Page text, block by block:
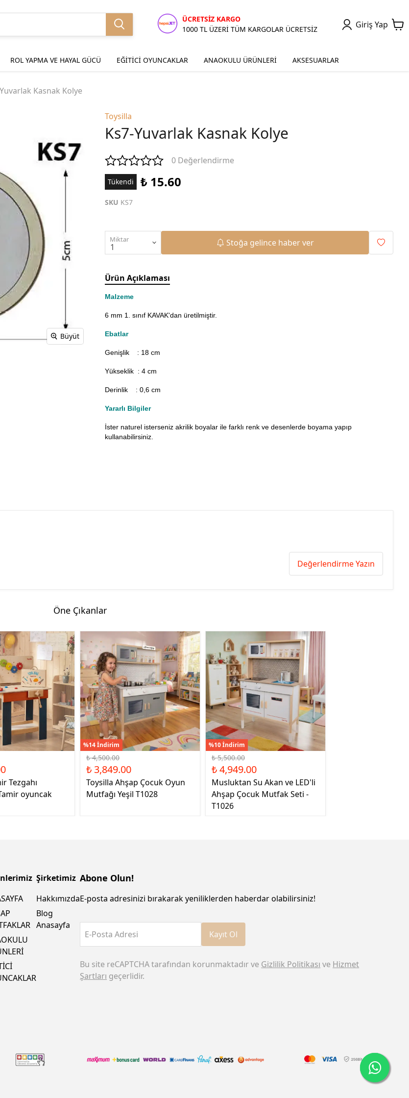
ÜCRETSİZ KARGO
1000 TL ÜZERİ TÜM KARGOLAR ÜCRETSİZ
Giriş Yap
ROL YAPMA VE HAYAL GÜCÜ EĞİTİCİ OYUNCAKLAR ANAOKULU ÜRÜNLERİ AKSESUARLAR
Kasnak Kolye
Büyüt
Toysilla
Ks7-Yuvarlak Kasnak Kolye
0 Değerlendirme
Tükendi ₺ 15.60
SKU KS7
Miktar Stoğa gelince haber ver
Ürün Açıklaması
Malzeme
6 mm 1. sınıf KAVAK'dan üretilmiştir.
Ebatlar
Genişlik : 18cm
Yükseklik : 4 cm
Derinlik : 0,6 cm
Yararlı Bilgiler
İster naturel isterseniz akrilik boyalar ile farklı renk ve desenlerde boyama yapıp
kullanabilirsiniz.
Değerlendirme Yazın
Öne Çıkanlar
Tezgahı
oyuncak
%14 İndirim
₺ 4,500.00
₺ 3,849.00
Toysilla Ahşap Çocuk Oyun
Mutfağı Yeşil T1028
%10 İndirim
₺ 5,500.00
₺ 4,949.00
Musluktan Su Akan ve LED'li
Ahşap Çocuk Mutfak Seti -
T1026
Şirketimiz
Hakkımızda
Blog
Anasayfa
Abone Olun!
E-posta adresinizi bırakarak yeniliklerden haberdar olabilirsiniz!
E-Posta Adresi Kayıt Ol
Bu site reCAPTCHA tarafından korunmaktadır ve Gizlilik Politikası ve Hizmet
Şartları geçerlidir.